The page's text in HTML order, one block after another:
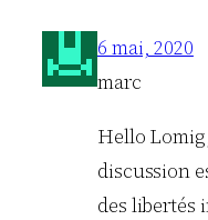
6 mai, 2020
marc
Hello
discussion
des libertés